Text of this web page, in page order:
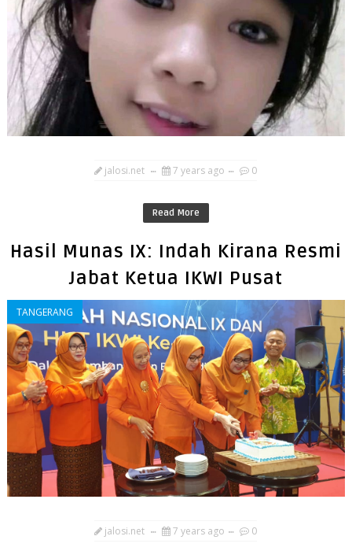
jalosi.net 7 years ago 0
Read More
Hasil Munas IX: Indah Kirana Resmi
Jabat Ketua IKWI Pusat
TANGERANG
jalosi.net 7 years ago 0